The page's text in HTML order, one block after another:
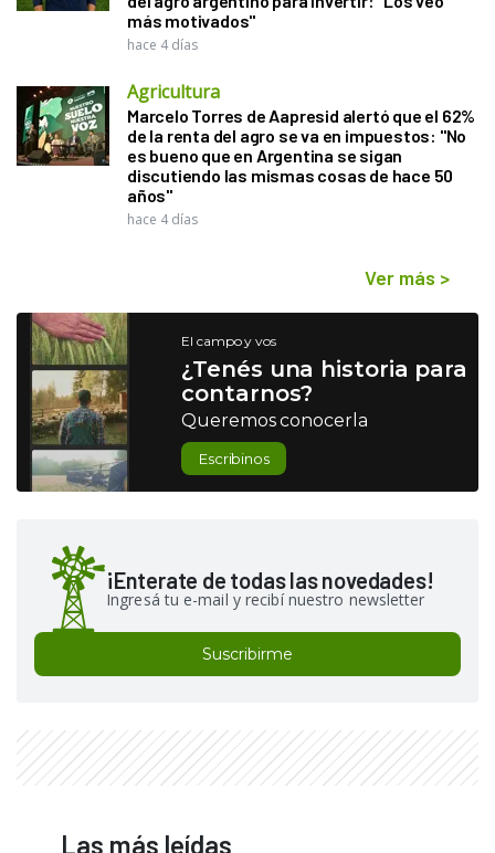
más motivados"
hace 4 días
Agricultura
Marcelo Torres de Aapresid alertó que el 62%
de la renta del agro se va en impuestos: "No
es bueno que en Argentina se sigan
discutiendo las mismas cosas de hace 50
años"
hace 4 días
Ver más >
El campo y vos
¿Tenés una historia para
contarnos?
Queremos conocerla
Escribinos
¡Enterate de todas las novedades!
Ingresá tu e-mail y recibí nuestro newsletter
Suscribirme
Las más leídas